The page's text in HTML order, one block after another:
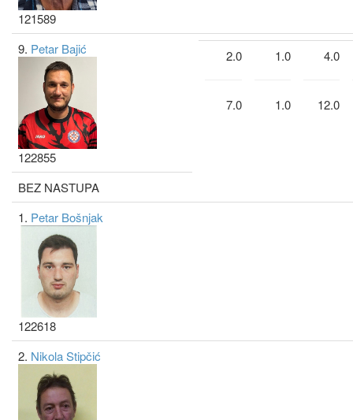
121589
9. Petar Bajić
122855
2.0
7.0
1.0
1.0
4.0
12.0
BEZ NASTUPA
1. Petar Bošnjak
122618
2. Nikola Stipčić